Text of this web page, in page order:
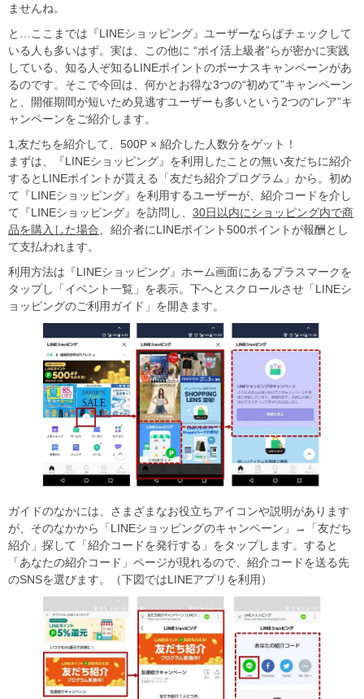
ませんね。
と…ここまでは『LINEショッピング』ユーザーならばチェックして
いる人も多いはず。実は、この他に “ポイ活上級者”らが密かに実践
している、知る人ぞ知るLINEポイントのボーナスキャンペーンがあ
るのです。そこで今回は、何かとお得な3つの“初めて”キャンペーン
と、開催期間が短いため見逃すユーザーも多いという2つの“レア”キ
ャンペーンをご紹介します。
1,友だちを紹介して、500P × 紹介した人数分をゲット！
まずは、『LINEショッピング』を利用したことの無い友だちに紹介
するとLINEポイントが貰える「友だち紹介プログラム」から。初め
て『LINEショッピング』を利用するユーザーが、紹介コードを介し
て『LINEショッピング』を訪問し、 30日以内にショッピング内で商
品を購入した場合 、紹介者にLINEポイント500ポイントが報酬とし
て支払われます。
利用方法は『LINEショッピング』ホーム画面にあるプラスマークを
タップし「イベント一覧」を表示。下へとスクロールさせ「LINEシ
ョッピングのご利用ガイド」を開きます。
ガイドのなかには、さまざまなお役立ちアイコンや説明があります
が、そのなかから「LINEショッピングのキャンペーン」→「友だち
紹介」探して「紹介コードを発行する」をタップします。すると
「あなたの紹介コード」ページが現れるので、紹介コードを送る先
のSNSを選びます。（下図ではLINEアプリを利用）